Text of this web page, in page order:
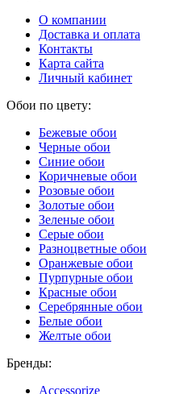
О компании
Доставка и оплата
Контакты
Карта сайта
Личный кабинет
Обои по цвету:
Бежевые обои
Черные обои
Синие обои
Коричневые обои
Розовые обои
Золотые обои
Зеленые обои
Серые обои
Разноцветные обои
Оранжевые обои
Пурпурные обои
Красные обои
Серебрянные обои
Белые обои
Желтые обои
Бренды:
Accessorize